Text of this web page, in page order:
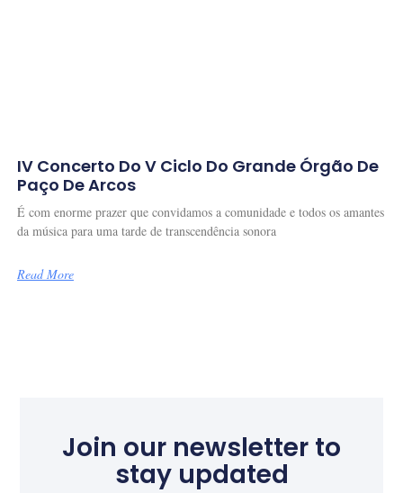
IV Concerto Do V Ciclo Do Grande Órgão De
Paço De Arcos
É com enorme prazer que convidamos a comunidade e todos os amantes
da música para uma tarde de transcendência sonora
Read More
Join our newsletter to
stay updated